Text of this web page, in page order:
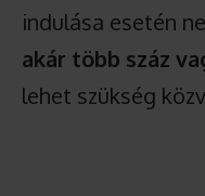
indulása esetén
akár több száz
lehet szükség